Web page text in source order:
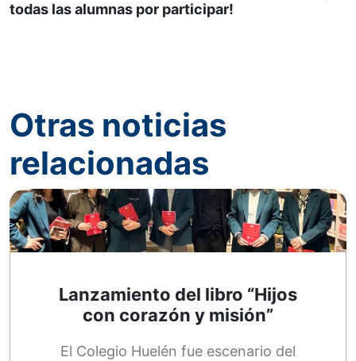
todas las alumnas por participar!
Otras noticias
relacionadas
Lanzamiento del libro “Hijos
con corazón y misión”
El Colegio Huelén fue escenario del